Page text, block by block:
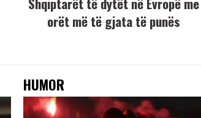
orët më të gjata të punës
HUMOR